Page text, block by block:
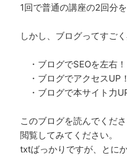
1回で普通の講座の2回分
しかし、ブログってすご
・ブログでSEOを左右！
・ブログでアクセスUP！
・ブログで本サイト力
このブログを読んでくだ
閲覧してみてください。
txtばっかりですが、とに